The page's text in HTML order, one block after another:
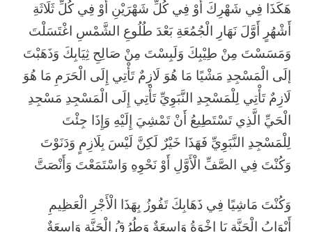
هَكَذَا فِي شَهْرِكَ أَوْ فِي كُلِّ شَهْرَيْنِ أَوْ فِي كُلِّ ثَلَاثَةِ
أَشْهُرٍ أَوَّلَ نَهَارِ الْجُمُعَةِ بَعْدَ طُلُوعِ الشَّمْسِ اغْتَسَلْتَ
وَمَسَسْتَ مِنْ طِيْبِكَ وَلَبِسْتَ مِنْ صَالِحِ ثِيَابِكَ وَذَهَبْتَ
إلَى الْمَسْجِدِ مَشْيًا مَا هُوَ لَازِمٌ تَأْتِي إِلَى الْحَرَمِ مَا هُوَ
لَازِمٌ تَأْتِي لِلْمَسْجِدِ النَّبَوِيِّ تَأْتِي إِلَى الْمَسْجِدِ مَسْجِدِ
الْحَيِّ الَّذِي تَسْتَطِيعُ أَنْ تَمْشِيَ إِلَيْهِ وَإِذَا جِئْتَ
لِلْمَسْجِدِ النَّبَوِيِّ فَهَذَا خَيْرٌ لَكِنَّ لَيْسَ بِلَازِمٍ وَدَنَوْتَ
وَكُنْتَ فِي الصَّفِّ الْأَوَّلِ أَوْ نَحْوِهِ وَاسْتَمَعْتَ وَأَنْصَتَّ
وَكُنْتَ مَاشِيًا فِي ذَهَابِكَ تَفُوزُ بِهَذَا الْأَجْرِ الْعَظِيمِ
أَبْوَابُ الْجَنَّةِ يَا إِخْوَةُ وَاسِعَةٌ وَطُرُقُ الْجَنَّةِ وَاسِعَةٌ